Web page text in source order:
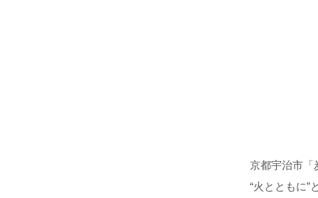
京都宇治市「
“火とともに”